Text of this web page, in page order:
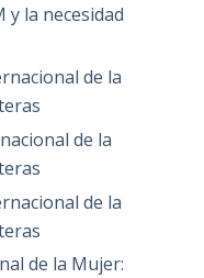
y la necesidad
de la
de la
de la
de la Mujer: